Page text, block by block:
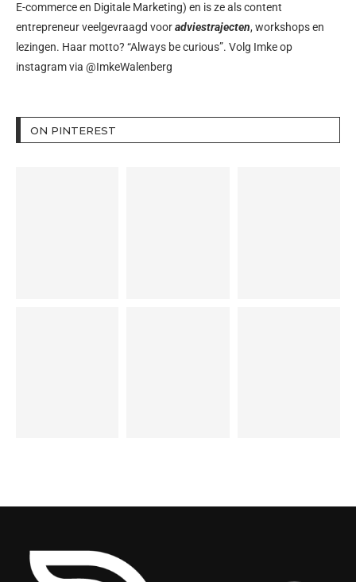
E-commerce en Digitale Marketing) en is ze als content
entrepreneur veelgevraagd vooradviestrajecten, workshops en
lezingen. Haar motto? “Always be curious”. Volg Imke op
instagram via @ImkeWalenberg
ON PINTEREST